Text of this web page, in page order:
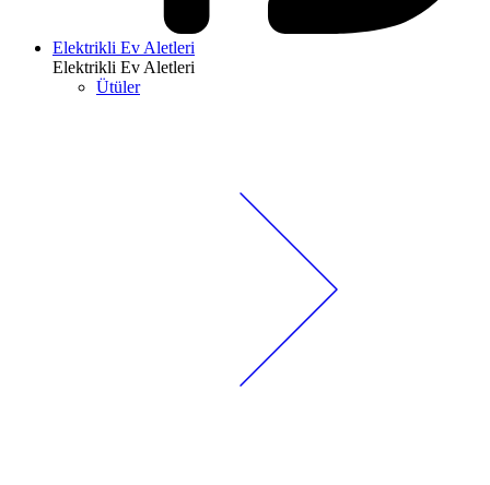
Elektrikli Ev Aletleri
Elektrikli Ev Aletleri
Ütüler